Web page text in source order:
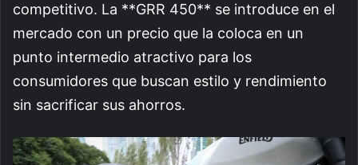
competitivo. La **GRR 450** se introduce en el
mercado con un precio que la coloca en un
punto intermedio atractivo para los
consumidores que buscan estilo y rendimiento
sin sacrificar sus ahorros.